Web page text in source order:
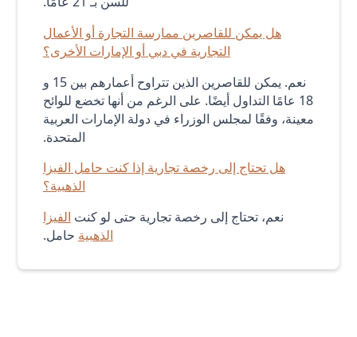
هل يمكن للقاصرين ممارسة التجارة أو الأعمال
التجارية في دبي أو الإمارات الأخرى؟
نعم. يمكن للقاصرين الذين تتراوح أعمارهم بين 15 و
18 عامًا التداول أيضًا. على الرغم من أنها تخضع للوائح
معينة، وفقًا لمجلس الوزراء في دولة الإمارات العربية
المتحدة.
هل تحتاج إلى رخصة تجارية إذا كنت حامل الفيزا
الذهبية؟
نعم، تحتاج إلى رخصة تجارية حتى لو كنت الفيزا
الذهبية حامل.